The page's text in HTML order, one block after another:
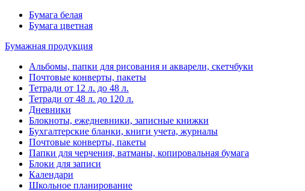
Бумага белая
Бумага цветная
Бумажная продукция
Альбомы, папки для рисования и акварели, скетчбуки
Почтовые конверты, пакеты
Тетради от 12 л. до 48 л.
Тетради от 48 л. до 120 л.
Дневники
Блокноты, ежедневники, записные книжки
Бухгалтерские бланки, книги учета, журналы
Почтовые конверты, пакеты
Папки для черчения, ватманы, копировальная бумага
Блоки для записи
Календари
Школьное планирование